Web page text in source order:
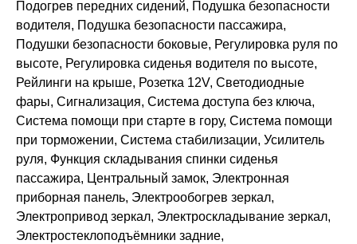
Подогрев передних сидений, Подушка безопасности
водителя, Подушка безопасности пассажира,
Подушки безопасности боковые, Регулировка руля по
высоте, Регулировка сиденья водителя по высоте,
Рейлинги на крыше, Розетка 12V, Светодиодные
фары, Сигнализация, Система доступа без ключа,
Система помощи при старте в гору, Система помощи
при торможении, Система стабилизации, Усилитель
руля, Функция складывания спинки сиденья
пассажира, Центральный замок, Электронная
приборная панель, Электрообогрев зеркал,
Электропривод зеркал, Электроскладывание зеркал,
Электростеклоподъёмники задние,